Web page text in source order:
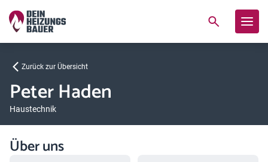
Zurück zur Übersicht
Peter Haden
Haustechnik
Über uns